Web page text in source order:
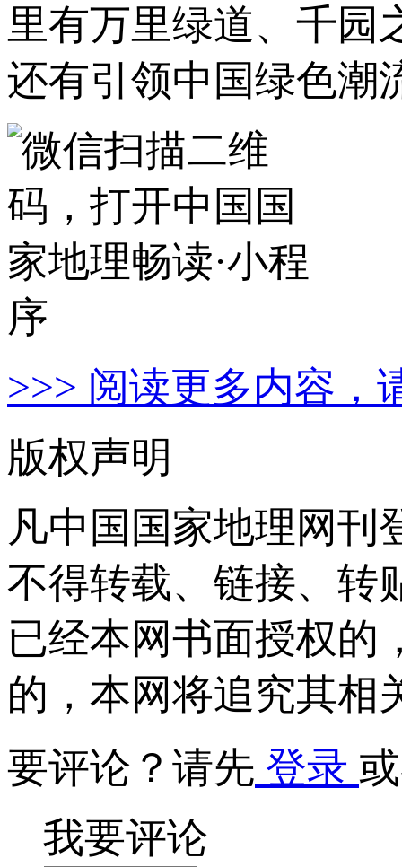
里有万里绿道、千园
还有引领中国绿色潮
>>> 阅读更多内容，
版权声明
凡中国国家地理网刊
不得转载、链接、转
已经本网书面授权的
的，本网将追究其相
要评论？请先 登录
我要评论